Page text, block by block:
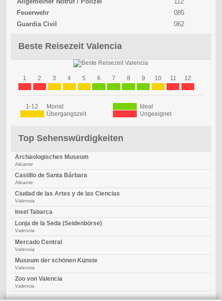
Feuerwehr
085
Guardia Civil
062
Beste Reisezeit Valencia
1 2 3 4 5 6 7 8 9 10 11 12
1-12 Monat
Ideal
Übergangszeit
Ungeeignet
Top Sehenswürdigkeiten
Archäologisches Museum
Alicante
Castillo de Santa Bárbara
Alicante
Ciudad de las Artes y de las Ciencias
Valencia
Insel Tabarca
Lonja de la Seda (Seidenbörse)
Valencia
Mercado Central
Valencia
Museum der schönen Künste
Valencia
Zoo von Valencia
Valencia